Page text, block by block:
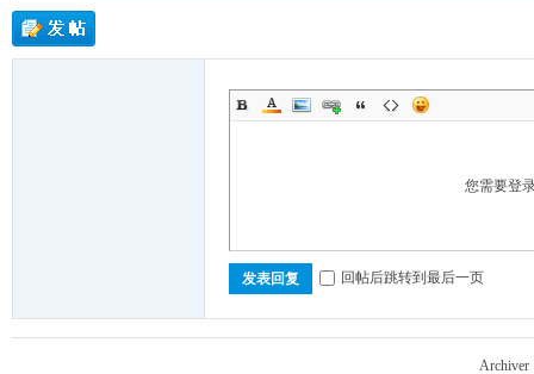
您需要登
发表回复 回帖后跳转到最后一页
Archiver